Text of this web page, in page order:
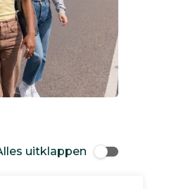
uitklappen